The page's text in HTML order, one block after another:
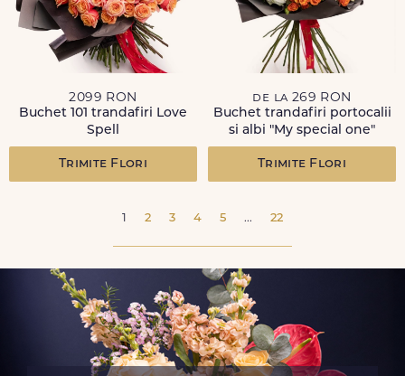
2099 RON
Buchet 101 trandafiri Love
Spell
Trimite Flori
de la 269 RON
Buchet trandafiri portocalii
si albi "My special one"
Trimite Flori
1 2 3 4 5 ... 22